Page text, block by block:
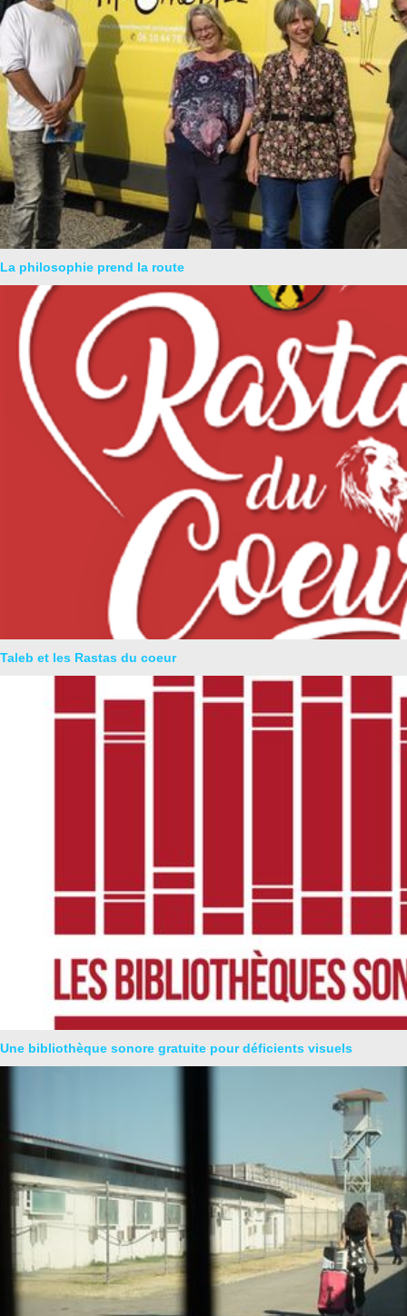
La philosophie prend la route
Taleb et les Rastas du coeur
Une bibliothèque sonore gratuite pour déficients visuels